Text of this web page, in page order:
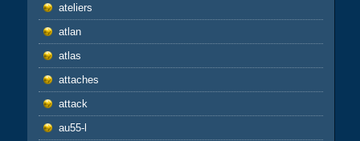
ateliers
atlan
atlas
attaches
attack
au55-l